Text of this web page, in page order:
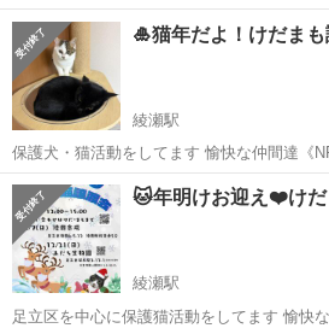
での”居合道の体験会を開きます。 2026/02/07
ともに一瞬で敵を制す居合道を、親子で体験
東京 足立区 その他 体験会
🎍猫年だよ！けだま
綾瀬駅
保護犬・猫活動をしてます 愉快な仲間達《NPO法人 けだ
す😺 足立区とも連携しTNRに取り組み 日々 猫中心に走り回ってます
😆 保護猫の魅力と活動を皆さんに知って頂きたい！そして 保護っ子達
を紹介し ご縁に結...
東京 足立区 綾瀬駅 その他 会
🐱年明けお迎え❤️け
綾瀬駅
足立区を中心に保護猫活動をしてます 愉快な